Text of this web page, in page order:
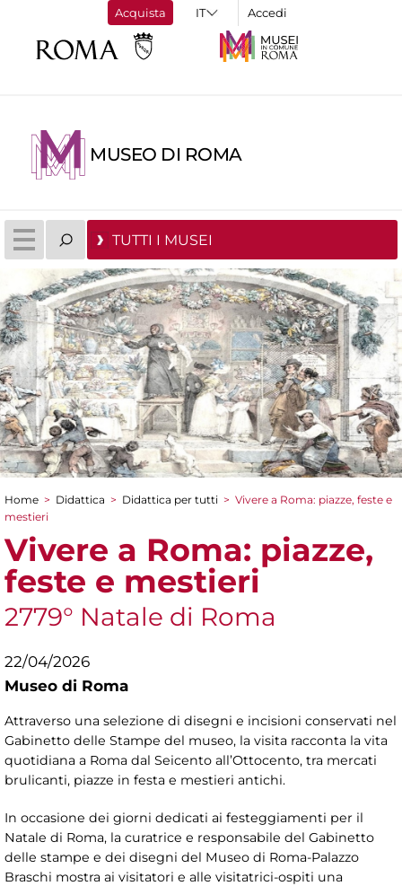
Acquista Accedi
MUSEO DI ROMA
TUTTI I MUSEI
Tu sei qui
Home > Didattica > Didattica per tutti > Vivere a Roma: piazze, feste e
mestieri
Vivere a Roma: piazze,
feste e mestieri
2779° Natale di Roma
22/04/2026
Museo di Roma
Attraverso una selezione di disegni e incisioni conservati nel
Gabinetto delle Stampe del museo, la visita racconta la vita
quotidiana a Roma dal Seicento all’Ottocento, tra mercati
brulicanti, piazze in festa e mestieri antichi.
In occasione dei giorni dedicati ai festeggiamenti per il
Natale di Roma, la curatrice e responsabile del Gabinetto
delle stampe e dei disegni del Museo di Roma-Palazzo
Braschi mostra ai visitatori e alle visitatrici-ospiti una